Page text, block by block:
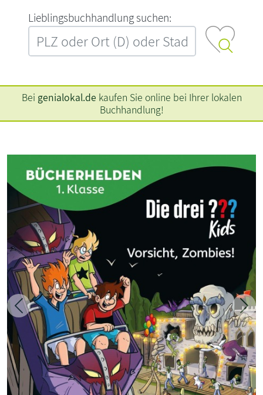
L‍i‍e‍b‍l‍i‍n‍g‍s‍b‍u‍c‍h‍h‍a‍n‍d‍l‍u‍n‍g‍ ‍s‍u‍c‍h‍e‍n‍:‍
Bei genialokal.de kaufen Sie online bei Ihrer lokalen
Buchhandlung!
Zurück